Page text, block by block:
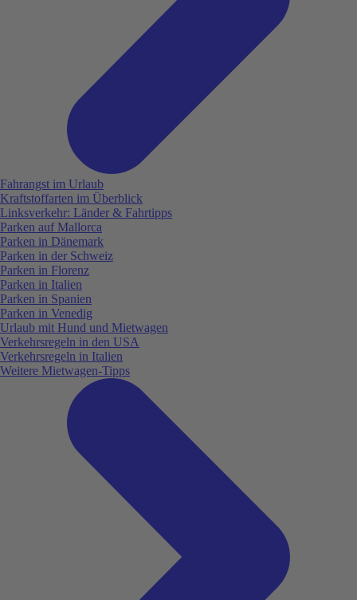
Fahrangst im Urlaub
Kraftstoffarten im Überblick
Linksverkehr: Länder & Fahrtipps
Parken auf Mallorca
Parken in Dänemark
Parken in der Schweiz
Parken in Florenz
Parken in Italien
Parken in Spanien
Parken in Venedig
Urlaub mit Hund und Mietwagen
Verkehrsregeln in den USA
Verkehrsregeln in Italien
Weitere Mietwagen-Tipps